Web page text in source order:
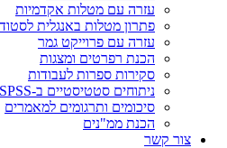
עזרה עם מטלות אקדמיות
פתרון מטלות באנגלית
עזרה עם פרוייקט גמר
הכנת רפרטים ומצגות
סקירות ספרות לעבודות
ניתוחים סטטיסטיים ב-SPSS
סיכומים ותרגומים למאמרים
הכנת ממ"נים
צור קשר